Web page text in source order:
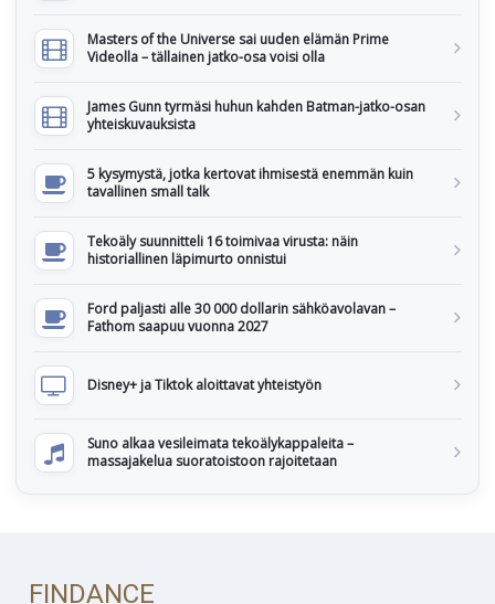
Masters of the Universe sai uuden elämän Prime
Videolla – tällainen jatko-osa voisi olla
James Gunn tyrmäsi huhun kahden Batman-jatko-osan
yhteiskuvauksista
5 kysymystä, jotka kertovat ihmisestä enemmän kuin
tavallinen small talk
Tekoäly suunnitteli 16 toimivaa virusta: näin
historiallinen läpimurto onnistui
Ford paljasti alle 30 000 dollarin sähköavolavan –
Fathom saapuu vuonna 2027
Disney+ ja Tiktok aloittavat yhteistyön
Suno alkaa vesileimata tekoälykappaleita –
massajakelua suoratoistoon rajoitetaan
FINDANCE